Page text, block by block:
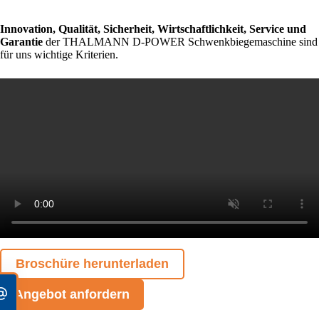
Innovation, Qualität, Sicherheit, Wirtschaftlichkeit, Service und
Garantie der THALMANN D-POWER Schwenkbiegemaschine sind
für uns wichtige Kriterien.
Broschüre herunterladen
Angebot anfordern